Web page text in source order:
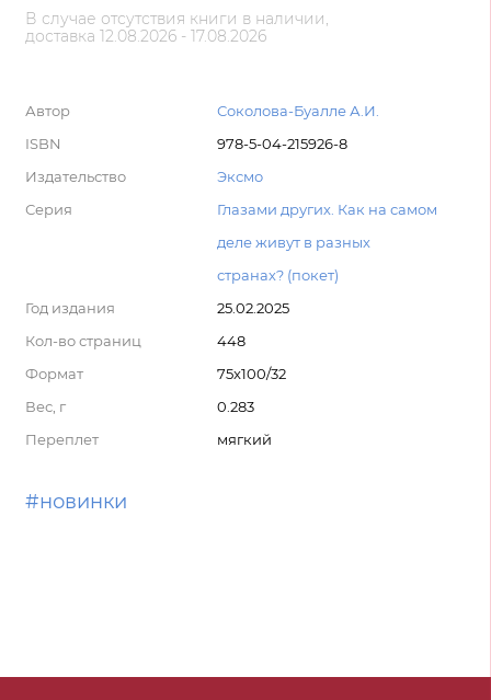
В случае отсутствия книги в наличии,
доставка 12.08.2026 - 17.08.2026
Автор
Соколова-Буалле А.И.
ISBN
978-5-04-215926-8
Издательство
Эксмо
Серия
Глазами других. Как на самом
деле живут в разных
странах? (покет)
Год издания
25.02.2025
Кол-во страниц
448
Формат
75x100/32
Вес, г
0.283
Переплет
мягкий
#новинки